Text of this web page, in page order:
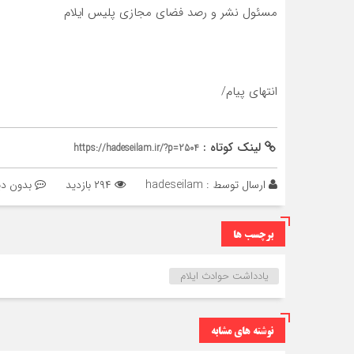
مسئول نشر و رصد فضای مجازی پلیس ایلام
انتهای پیام/
لینک کوتاه : https://hadeseilam.ir/?p=2504
ارسال توسط : hadeseilam بدون
برچسب ها
یادداشت حوادث ایلام
نوشته های مشابه